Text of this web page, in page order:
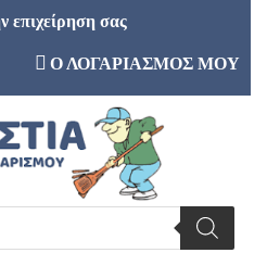
επιχείρηση σας
Ο ΛΟΓΑΡΙΑΣΜΟΣ ΜΟΥ